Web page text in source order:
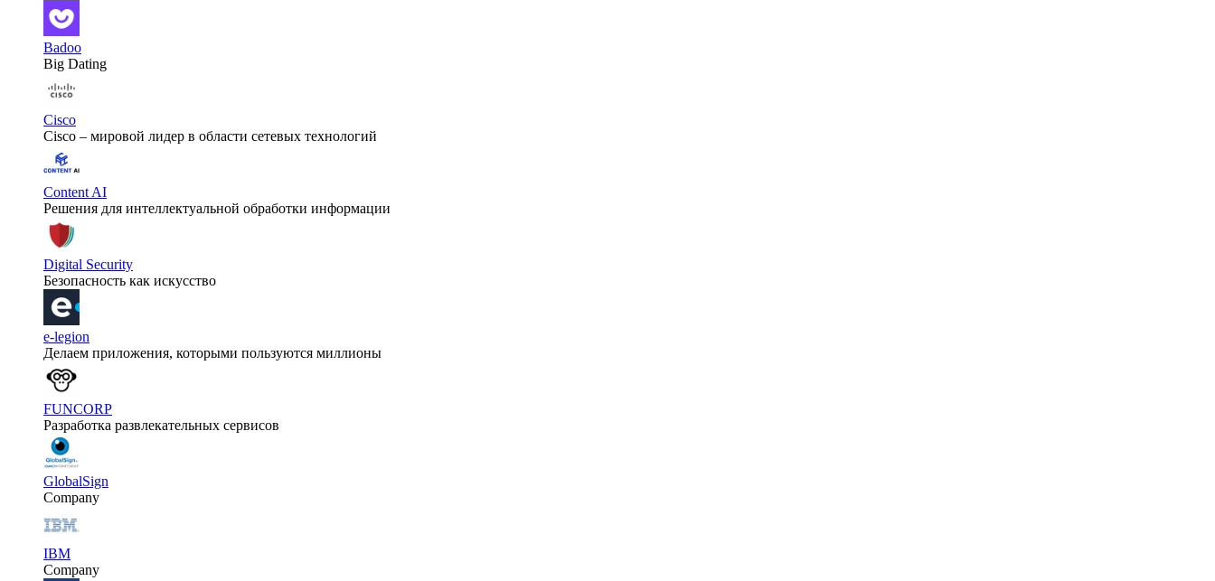
Badoo
Big Dating
Cisco
Cisco – мировой лидер в области сетевых технологий
Content AI
Решения для интеллектуальной обработки информации
Digital Security
Безопасность как искусство
e-legion
Делаем приложения, которыми пользуются миллионы
FUNCORP
Разработка развлекательных сервисов
GlobalSign
Company
IBM
Company